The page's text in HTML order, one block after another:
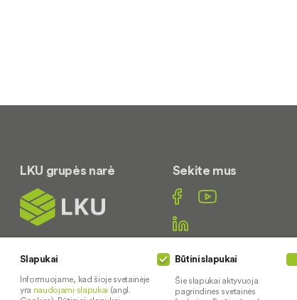
LKU grupės narė Sekite mus
Susisiekite
(0 448) 72088
Slapukai
Informuojame, kad šioje svetainėje
yra naudojami slapukai (angl.
Būtini slapukai
Šie slapukai aktyvuoja
pagrindines svetainės